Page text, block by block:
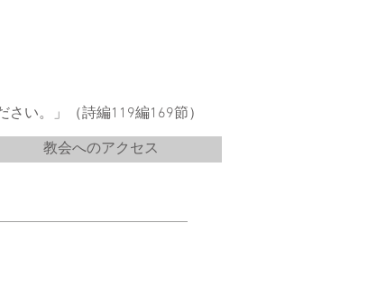
い。」（詩編119編169節）
教会へのアクセス